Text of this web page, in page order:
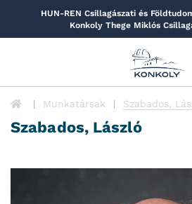
HUN-REN Csillagászati és
Konkoly Thege Miklós
Munkatársak Szabados,
Szabados, László